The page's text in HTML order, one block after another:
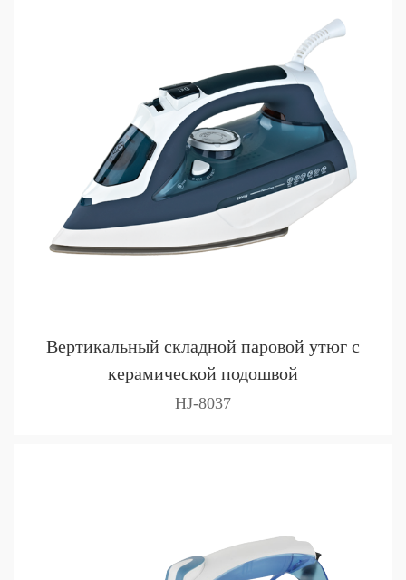
Вертикальный складной паровой утюг с
керамической подошвой
HJ-8037